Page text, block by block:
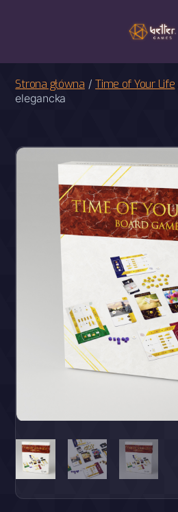
Strona główna /Time of Your Life
elegancka